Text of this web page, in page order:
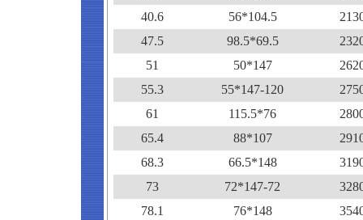
40.6
56*104.5
47.5
98.5*69.5
51
50*147
55.3
55*147-120
61
115.5*76
65.4
88*107
68.3
66.5*148
73
72*147-72
78.1
76*148